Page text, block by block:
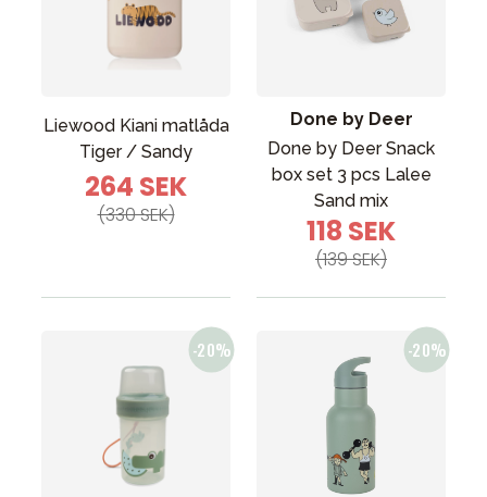
Liewood Kiani matlåda
Tiger / Sandy
264 SEK
(330 SEK)
Done by Deer
Done by Deer Snack
box set 3 pcs Lalee
Sand mix
118 SEK
(139 SEK)